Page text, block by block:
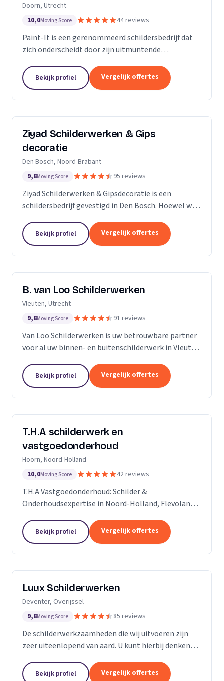
Doorn, Utrecht
10,0Moving Score 44 reviews
Paint-It is een gerenommeerd schildersbedrijf dat
zich onderscheidt door zijn uitmuntende
ons werk en streven ernaar om elke klus tot een
succes te...
Bekijk profiel Vergelijk offertes
Ziyad Schilderwerken & Gips
decoratie
Den Bosch, Noord-Brabant
9,8Moving Score 95 reviews
Ziyad Schilderwerken & Gipsdecoratie is een
schildersbedrijf gevestigd in Den Bosch. Hoewel we
vakmensen die al vele jaren actief zijn in de...
Bekijk profiel Vergelijk offertes
B. van Loo Schilderwerken
Vleuten, Utrecht
9,8Moving Score 91 reviews
Van Loo Schilderwerken is uw betrouwbare partner
voor al uw binnen- en buitenschilderwerk in Vleuten
branche, onderscheiden we ons door onze...
Bekijk profiel Vergelijk offertes
T.H.A schilderwerk en
vastgoedonderhoud
Hoorn, Noord-Holland
10,0Moving Score 42 reviews
T.H.A Vastgoedonderhoud: Schilder &
Onderhoudsexpertise in Noord-Holland, Flevoland
Bekijk profiel Vergelijk offertes
Luux Schilderwerken
Deventer, Overijssel
9,8Moving Score 85 reviews
De schilderwerkzaamheden die wij uitvoeren zijn
zeer uiteenlopend van aard. U kunt hierbij denken
bedrijfspanden en overig onroerend goed. Het
Bekijk profiel Vergelijk offertes